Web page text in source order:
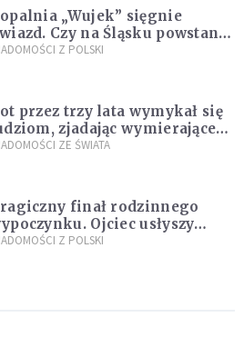
„Wujek” sięgnie
Czy na Śląsku powstanie
Krzemowa”?
Z POLSKI
przez trzy lata wymykał się
zjadając wymierające
W końcu popełnił
ZE ŚWIATA
finał rodzinnego
Ojciec usłyszy
Z POLSKI